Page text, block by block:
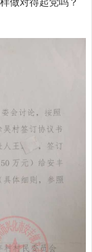
做对得起党吗？